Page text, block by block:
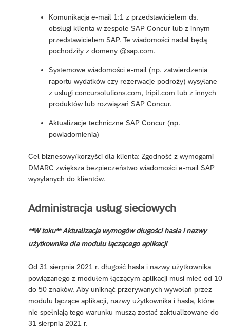
Komunikacja e-mail 1:1 z przedstawicielem ds.
obsługi klienta w zespole SAP Concur lub z innym
przedstawicielem SAP. Te wiadomości nadal będą
pochodziły z domeny @sap.com.
Systemowe wiadomości e-mail (np. zatwierdzenia
raportu wydatków czy rezerwacje podroży) wysyłane
z usługi concursolutions.com, tripit.com lub z innych
produktów lub rozwiązań SAP Concur.
Aktualizacje techniczne SAP Concur (np.
powiadomienia)
Cel biznesowy/korzyści dla klienta: Zgodność z wymogami
DMARC zwiększa bezpieczeństwo wiadomości e-mail SAP
wysyłanych do klientów.
Administracja usług sieciowych
**W toku** Aktualizacja wymogów długości hasła i nazwy
użytkownika dla modułu łączącego aplikacji
Od 31 sierpnia 2021 r. długość hasła i nazwy użytkownika
powiązanego z modułem łączącym aplikacji musi mieć od 10
do 50 znaków. Aby uniknąć przerywanych wywołań przez
modułu łączące aplikacji, nazwy użytkownika i hasła, które
nie spełniają tego warunku muszą zostać zaktualizowane do
31 sierpnia 2021 r.